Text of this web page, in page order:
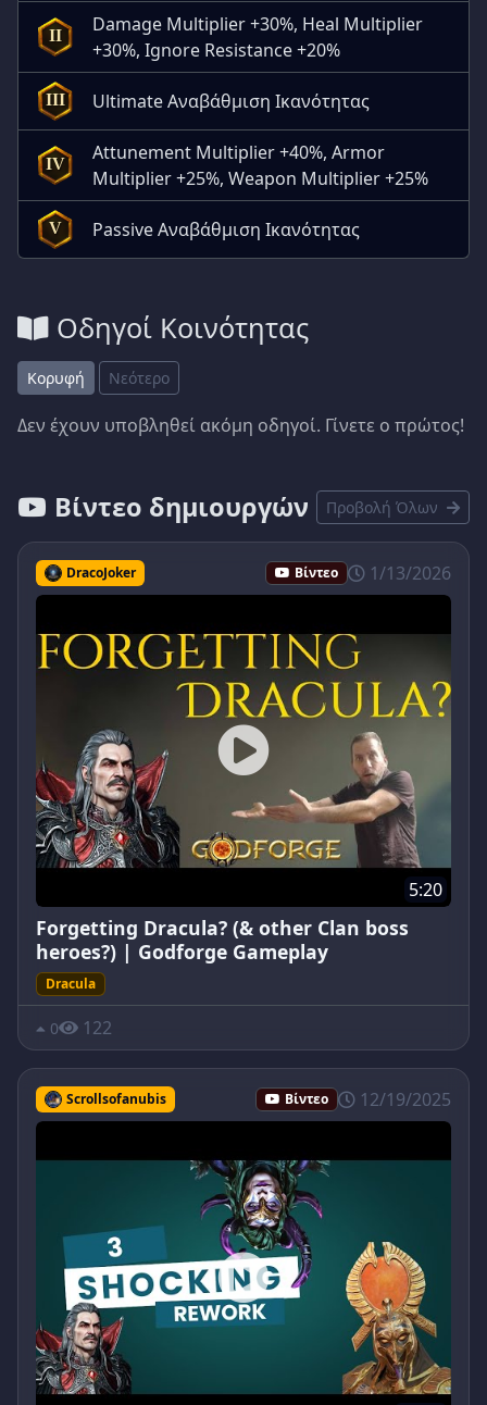
II
Damage Multiplier +30%, Heal Multiplier
+30%, Ignore Resistance +20%
III Ultimate Αναβάθμιση Ικανότητας
IV
Attunement Multiplier +40%, Armor
Multiplier +25%, Weapon Multiplier +25%
V Passive Αναβάθμιση Ικανότητας
Οδηγοί Κοινότητας
Κορυφή Νεότερο
Δεν έχουν υποβληθεί ακόμη οδηγοί. Γίνετε ο πρώτος!
Βίντεο δημιουργών Προβολή Όλων
DracoJoker Βίντεο 1/13/2026
5:20
Forgetting Dracula? (& other Clan boss
heroes?) | Godforge Gameplay
Dracula
0 122
Scrollsofanubis Βίντεο 12/19/2025